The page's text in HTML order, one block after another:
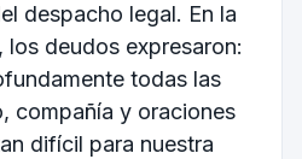
despacho legal. En la
deudos expresaron:
todas las
compañía y oraciones
difícil para nuestra